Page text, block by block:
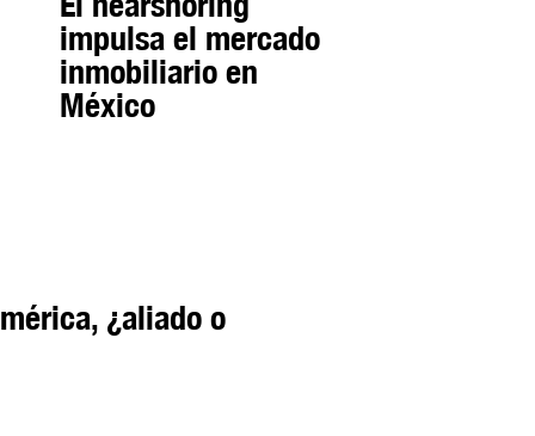
impulsa el mercado
inmobiliario en
México
¿aliado o